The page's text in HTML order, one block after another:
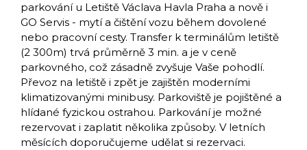
parkování u Letiště Václava Havla Praha a nově i
GO Servis - mytí a čištění vozu během dovolené
nebo pracovní cesty. Transfer k terminálům letiště
(2 300m) trvá průměrně 3 min. a je v ceně
parkovného, což zásadně zvyšuje Vaše pohodlí.
Převoz na letiště i zpět je zajištěn moderními
klimatizovanými minibusy. Parkoviště je pojištěné a
hlídané fyzickou ostrahou. Parkování je možné
rezervovat i zaplatit několika způsoby. V letních
měsících doporučujeme udělat si rezervaci.